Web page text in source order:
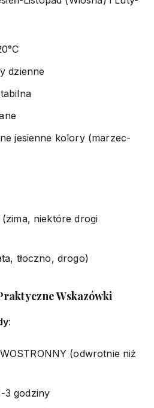
dzienne
jesienne kolory (marzec-
niektóre drogi
tłoczno, drogo)
Wskazówki
:
(odwrotnie niż
3 godziny